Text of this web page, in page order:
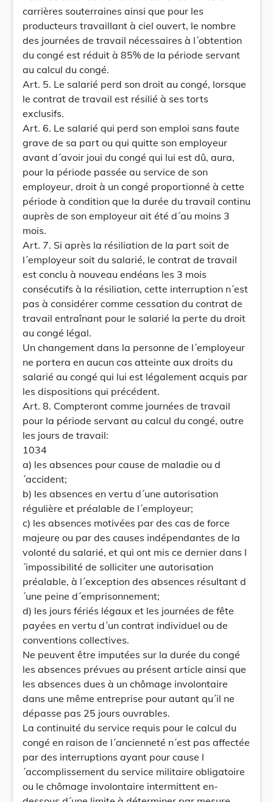
carrières souterraines ainsi que pour les
producteurs travaillant à ciel ouvert, le nombre
des journées de travail nécessaires à l´obtention
du congé est réduit à 85% de la période servant
au calcul du congé.
Art. 5. Le salarié perd son droit au congé, lorsque
le contrat de travail est résilié à ses torts
exclusifs.
Art. 6. Le salarié qui perd son emploi sans faute
grave de sa part ou qui quitte son employeur
avant d´avoir joui du congé qui lui est dû, aura,
pour la période passée au service de son
employeur, droit à un congé proportionné à cette
période à condition que la durée du travail continu
auprès de son employeur ait été d´au moins 3
mois.
Art. 7. Si après la résiliation de la part soit de
l´employeur soit du salarié, le contrat de travail
est conclu à nouveau endéans les 3 mois
consécutifs à la résiliation, cette interruption n´est
pas à considérer comme cessation du contrat de
travail entraînant pour le salarié la perte du droit
au congé légal.
Un changement dans la personne de l´employeur
ne portera en aucun cas atteinte aux droits du
salarié au congé qui lui est légalement acquis par
les dispositions qui précédent.
Art. 8. Compteront comme journées de travail
pour la période servant au calcul du congé, outre
les jours de travail:
1034
a) les absences pour cause de maladie ou d
´accident;
b) les absences en vertu d´une autorisation
régulière et préalable de l´employeur;
c) les absences motivées par des cas de force
majeure ou par des causes indépendantes de la
volonté du salarié, et qui ont mis ce dernier dans l
´impossibilité de solliciter une autorisation
préalable, à l´exception des absences résultant d
´une peine d´emprisonnement;
d) les jours fériés légaux et les journées de fête
payées en vertu d´un contrat individuel ou de
conventions collectives.
Ne peuvent être imputées sur la durée du congé
les absences prévues au présent article ainsi que
les absences dues à un chômage involontaire
dans une même entreprise pour autant qu´il ne
dépasse pas 25 jours ouvrables.
La continuité du service requis pour le calcul du
congé en raison de l´ancienneté n´est pas affectée
par des interruptions ayant pour cause l
´accomplissement du service militaire obligatoire
ou le chômage involontaire intermittent en-